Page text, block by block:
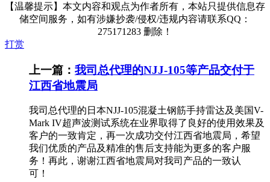
【温馨提示】本文内容和观点为作者所有，本站只提供信息存
储空间服务，如有涉嫌抄袭/侵权/违规内容请联系QQ：
275171283 删除！
打赏
上一篇： 我司总代理的NJJ-105等产品交付于
江西省地震局
我司总代理的日本NJJ-105混凝土钢筋手持雷达及美国V-
Mark IV超声波测试系统在业界取得了良好的使用效果及
客户的一致肯定，再一次成功交付江西省地震局，希望
我们优质的产品及精准的售后支持能为更多的客户服
务！再此，谢谢江西省地震局对我司产品的一致认
可！